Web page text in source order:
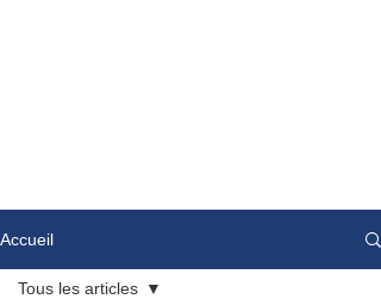
Accueil
Tous les articles